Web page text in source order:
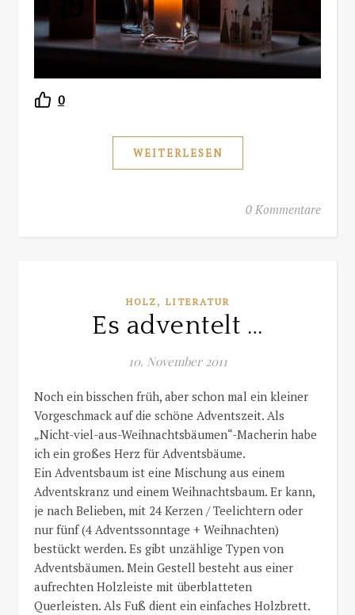
0
WEITERLESEN
0 Kommentare
HOLZ , LITERATUR
Es adventelt …
10. November 2011
Noch ein bisschen früh, aber schon mal ein kleiner
Vorgeschmack auf die schöne Adventszeit. Als
„Nicht-viel-aus-Weihnachtsbäumen“-Macherin habe
ich ein großes Herz für Adventsbäume.
Ein Adventsbaum ist eine Mischung aus einem
Adventskranz und einem Weihnachtsbaum. Er kann,
je nach Belieben, mit 24 Kerzen / Teelichtern oder
nur fünf (4 Adventssonntage + Weihnachten)
bestückt werden. Es gibt unzählige Typen von
Adventsbäumen. Mein Gestell besteht aus einer
aufrechten Holzleiste mit überblatteten
Querleisten. Als Fuß dient ein einfaches Holzbrett.